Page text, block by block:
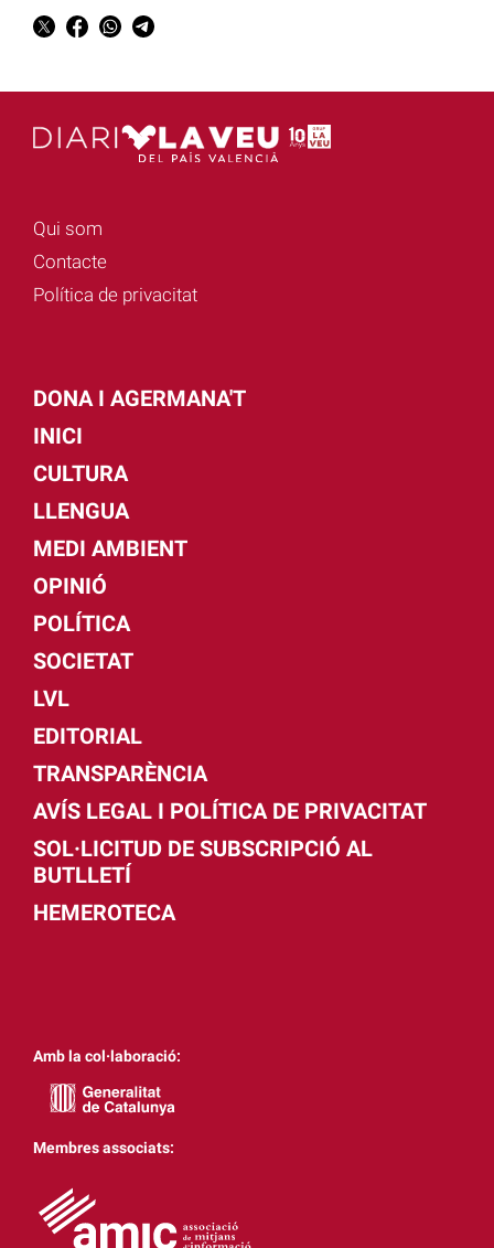
Qui som
Contacte
Política de privacitat
DONA I AGERMANA'T
INICI
CULTURA
LLENGUA
MEDI AMBIENT
OPINIÓ
POLÍTICA
SOCIETAT
LVL
EDITORIAL
TRANSPARÈNCIA
AVÍS LEGAL I POLÍTICA DE PRIVACITAT
SOL·LICITUD DE SUBSCRIPCIÓ AL
BUTLLETÍ
HEMEROTECA
Amb la col·laboració:
Membres associats: